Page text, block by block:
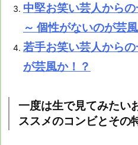
中堅お笑い芸人から
～ 個性がないのが芸
若手お笑い芸人から
が芸風か！？
一度は生で見てみたい
ススメのコンビとその